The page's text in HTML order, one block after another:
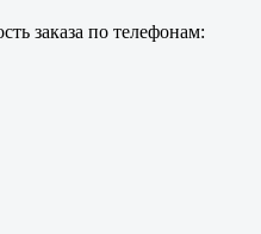
заказа по телефонам: